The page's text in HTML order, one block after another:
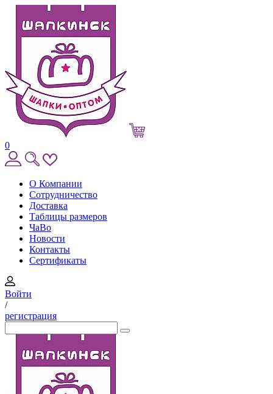
0
О Компании
Сотрудничество
Доставка
Таблицы размеров
ЧаВо
Новости
Контакты
Сертификаты
Войти
/
регистрация